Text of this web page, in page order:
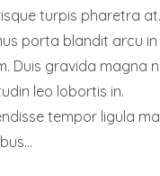
turpis pharetra at.
porta blandit arcu in
Duis gravida magna
leo lobortis in.
tempor ligula